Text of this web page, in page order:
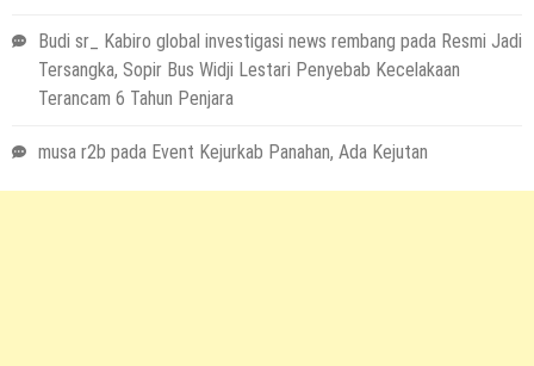
Budi sr_ Kabiro global investigasi news rembang pada Resmi Jadi
Tersangka, Sopir Bus Widji Lestari Penyebab Kecelakaan
Terancam 6 Tahun Penjara
musa r2b pada Event Kejurkab Panahan, Ada Kejutan